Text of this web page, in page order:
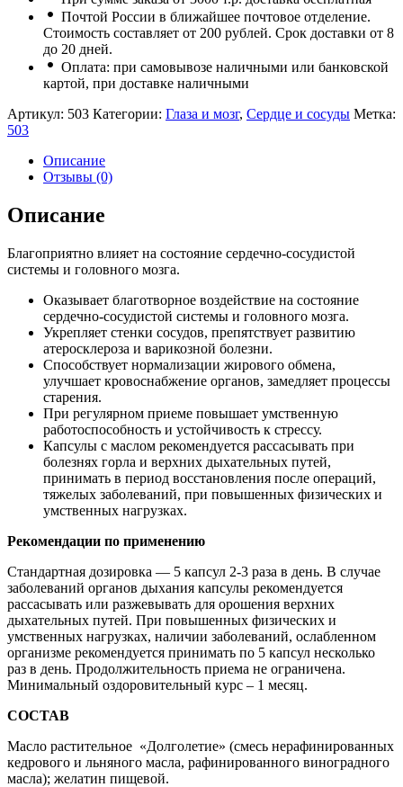
Почтой России в ближайшее почтовое отделение.
Стоимость составляет от 200 рублей. Срок доставки от 8
до 20 дней.
Оплата: при самовывозе наличными или банковской
картой, при доставке наличными
Артикул: 503 Категории: Глаза и мозг, Сердце и сосуды Метка:
503
Описание
Отзывы (0)
Описание
Благоприятно влияет на состояние сердечно-сосудистой
системы и головного мозга.
Оказывает благотворное воздействие на состояние
сердечно-сосудистой системы и головного мозга.
Укрепляет стенки сосудов, препятствует развитию
атеросклероза и варикозной болезни.
Способствует нормализации жирового обмена,
улучшает кровоснабжение органов, замедляет процессы
старения.
При регулярном приеме повышает умственную
работоспособность и устойчивость к стрессу.
Капсулы с маслом рекомендуется рассасывать при
болезнях горла и верхних дыхательных путей,
принимать в период восстановления после операций,
тяжелых заболеваний, при повышенных физических и
умственных нагрузках.
Рекомендации по применению
Стандартная дозировка — 5 капсул 2-3 раза в день. В случае
заболеваний органов дыхания капсулы рекомендуется
рассасывать или разжевывать для орошения верхних
дыхательных путей. При повышенных физических и
умственных нагрузках, наличии заболеваний, ослабленном
организме рекомендуется принимать по 5 капсул несколько
раз в день. Продолжительность приема не ограничена.
Минимальный оздоровительный курс – 1 месяц.
СОСТАВ
Масло растительное «Долголетие» (смесь нерафинированных
кедрового и льняного масла, рафинированного виноградного
масла); желатин пищевой.